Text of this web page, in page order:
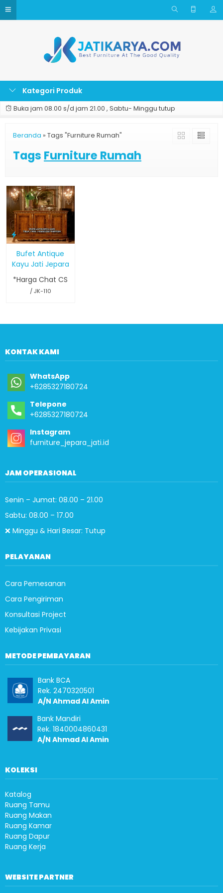
Kategori Produk
Buka jam 08.00 s/d jam 21.00 , Sabtu- Minggu tutup
Beranda » Tags "Furniture Rumah"
Tags Furniture Rumah
Bufet Antique
Kayu Jati Jepara
*Harga Chat CS
/ JK-110
KONTAK KAMI
WhatsApp
+6285327180724
Telepone
+6285327180724
Instagram
furniture_jepara_jati.id
JAM OPERASIONAL
Senin – Jumat: 08.00 – 21.00
Sabtu: 08.00 – 17.00
❌ Minggu & Hari Besar: Tutup
PELAYANAN
Cara Pemesanan
Cara Pengiriman
Konsultasi Project
Kebijakan Privasi
METODE PEMBAYARAN
Bank BCA
Rek. 2470320501
A/N Ahmad Al Amin
Bank Mandiri
Rek. 1840004860431
A/N Ahmad Al Amin
KOLEKSI
Katalog
Ruang Tamu
Ruang Makan
Ruang Kamar
Ruang Dapur
Ruang Kerja
WEBSITE PARTNER